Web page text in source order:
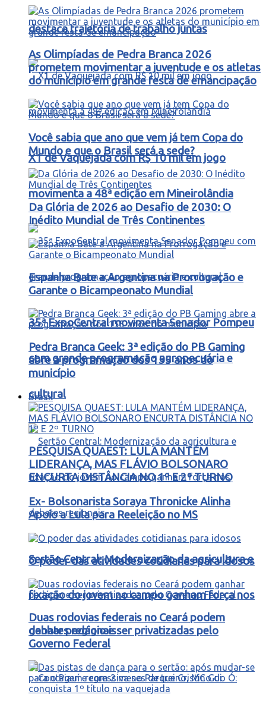
destaca trajetória de trabalho juntas
X1 de Vaquejada com R$ 10 mil em jogo
movimenta a 48ª edição em Mineirolândia
35ª ExpoCentral movimenta Senador Pompeu
com grande programação agropecuária e
cultural
Sertão Central: Modernização da agricultura e
fixação do jovem no campo ganham força nos
debates regionais
As Olimpíadas de Pedra Branca 2026
prometem movimentar a juventude e os atletas
do município em grande festa de emancipação
Você sabia que ano que vem já tem Copa do
Mundo e que o Brasil será a sede?
Da Glória de 2026 ao Desafio de 2030: O
Inédito Mundial de Três Continentes
Espanha Bate a Argentina na Prorrogação e
Garante o Bicampeonato Mundial
Pedra Branca Geek: 3ª edição do PB Gaming
abre a programação dos 155 anos do
município
Brasil
PESQUISA QUAEST: LULA MANTÉM
LIDERANÇA, MAS FLÁVIO BOLSONARO
ENCURTA DISTÂNCIA NO 1º E 2º TURNO
Ex- Bolsonarista Soraya Thronicke Alinha
Apoio a Lula para Reeleição no MS
O poder das atividades cotidianas para idosos
Duas rodovias federais no Ceará podem
ganhar pedágio e ser privatizadas pelo
Governo Federal